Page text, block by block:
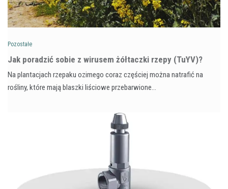
Pozostałe
​Jak poradzić sobie z wirusem żółtaczki rzepy (TuYV)?
Na plantacjach rzepaku ozimego coraz częściej można natrafić na
rośliny, które mają blaszki liściowe przebarwione…